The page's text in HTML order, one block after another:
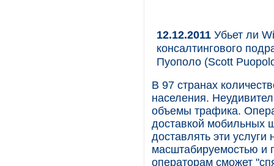
12.12.2011 Убьет ли
консалтингового
Пуополо (Scott
В 97 странах
населения.
объемы трафика.
доставкой мобильных
доставлять эти
масштабируемостью и
операторам сможет